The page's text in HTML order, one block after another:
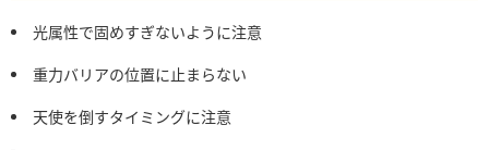
光属性で固めすぎないように注意
重力バリアの位置に止まらない
天使を倒すタイミングに注意